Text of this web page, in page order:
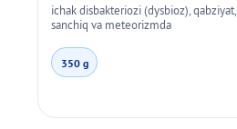
ichak disbakteriozi (dysbioz), qabziyat,
sanchiq va meteorizmda
350 g